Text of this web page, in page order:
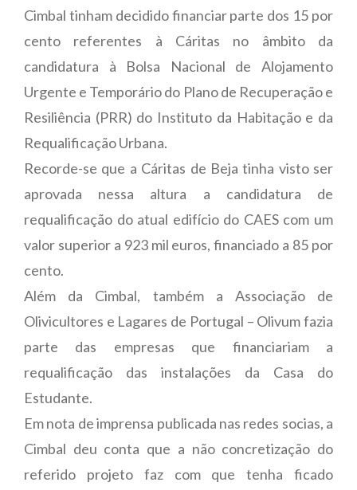
Cimbal tinham decidido financiar parte dos 15 por
cento referentes à Cáritas no âmbito da
candidatura à Bolsa Nacional de Alojamento
Urgente e Temporário do Plano de Recuperação e
Resiliência (PRR) do Instituto da Habitação e da
Requalificação Urbana.
Recorde-se que a Cáritas de Beja tinha visto ser
aprovada nessa altura a candidatura de
requalificação do atual edifício do CAES com um
valor superior a 923 mil euros, financiado a 85 por
cento.
Além da Cimbal, também a Associação de
Olivicultores e Lagares de Portugal – Olivum fazia
parte das empresas que financiariam a
requalificação das instalações da Casa do
Estudante.
Em nota de imprensa publicada nas redes socias, a
Cimbal deu conta que a não concretização do
referido projeto faz com que tenha ficado